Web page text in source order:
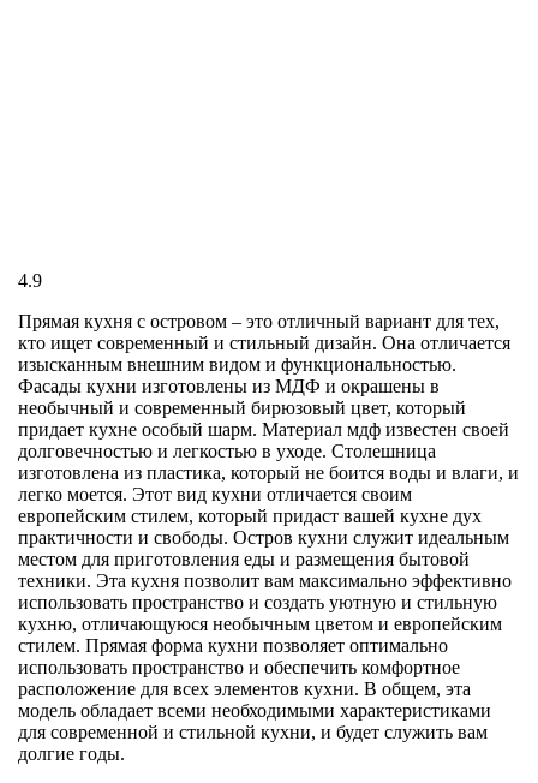
4.9
Прямая кухня с островом – это отличный вариант для тех,
кто ищет современный и стильный дизайн. Она отличается
изысканным внешним видом и функциональностью.
Фасады кухни изготовлены из МДФ и окрашены в
необычный и современный бирюзовый цвет, который
придает кухне особый шарм. Материал мдф известен своей
долговечностью и легкостью в уходе. Столешница
изготовлена из пластика, который не боится воды и влаги, и
легко моется. Этот вид кухни отличается своим
европейским стилем, который придаст вашей кухне дух
практичности и свободы. Остров кухни служит идеальным
местом для приготовления еды и размещения бытовой
техники. Эта кухня позволит вам максимально эффективно
использовать пространство и создать уютную и стильную
кухню, отличающуюся необычным цветом и европейским
стилем. Прямая форма кухни позволяет оптимально
использовать пространство и обеспечить комфортное
расположение для всех элементов кухни. В общем, эта
модель обладает всеми необходимыми характеристиками
для современной и стильной кухни, и будет служить вам
долгие годы.